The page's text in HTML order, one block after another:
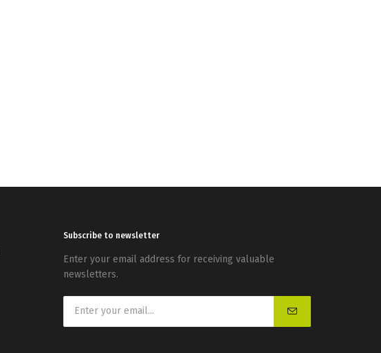
Subscribe to newsletter
Enter your email address for receiving valuable
newsletters.